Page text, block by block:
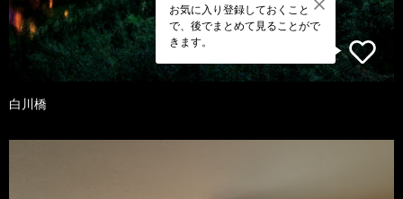
お気に入り登録しておくこと
で、後でまとめて見ることがで
きます。
白川橋